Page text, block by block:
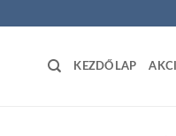
KEZDŐLAP